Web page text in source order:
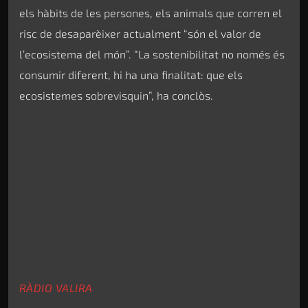
els hàbits de les persones, els animals que corren el
risc de desaparèixer actualment “són el valor de
l’ecosistema del món”. “La sostenibilitat no només és
consumir diferent, hi ha una finalitat: que els
ecosistemes sobrevisquin”, ha conclòs.
RÀDIO VALIRA